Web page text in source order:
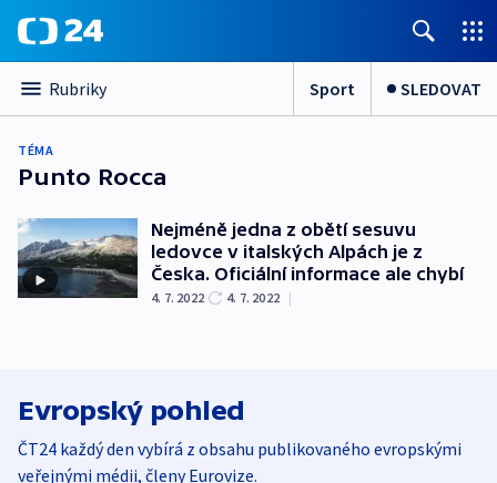
Rubriky Sport SLEDOVAT
TÉMA
Punto Rocca
Nejméně jedna z obětí sesuvu
ledovce v italských Alpách je z
Česka. Oficiální informace ale chybí
4. 7. 2022 4. 7. 2022 |
Evropský pohled
ČT24 každý den vybírá z obsahu publikovaného evropskými
veřejnými médii, členy Eurovize.